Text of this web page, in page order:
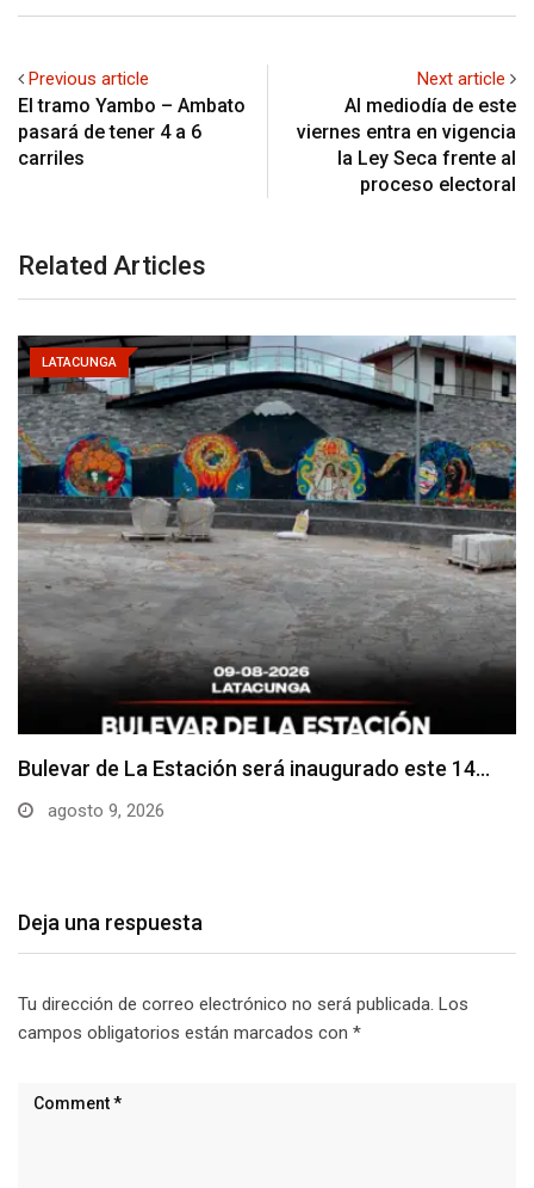
Previous article
El tramo Yambo – Ambato
pasará de tener 4 a 6
carriles
Next article
Al mediodía de este
viernes entra en vigencia
la Ley Seca frente al
proceso electoral
Related Articles
LATACUNGA
Adoquines levantados generan preocupación en
dos vías de…
Deja una respuesta
Tu dirección de correo electrónico no será publicada. Los
campos obligatorios están marcados con *